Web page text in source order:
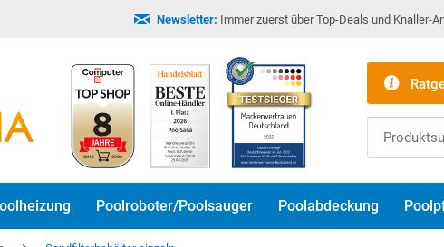
Newsletter: Immer zuerst über Top-Deals und Knaller-
Poolroboter/Poolsauger Poolabdeckung